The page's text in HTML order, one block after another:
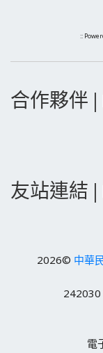
::
合作夥伴 |
友站連結 |
2026© 中華
242030
電